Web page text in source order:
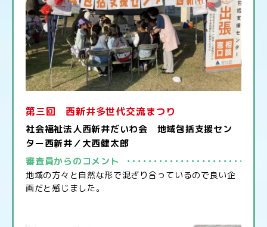
第三回 西新井多世代交流まつり
社会福祉法人西新井だいわ会 地域包括支援セン
ター西新井／大西健太郎
審査員からのコメント
地域の方々と自然な形で混ざり合っているので良い企
画だと感じました。